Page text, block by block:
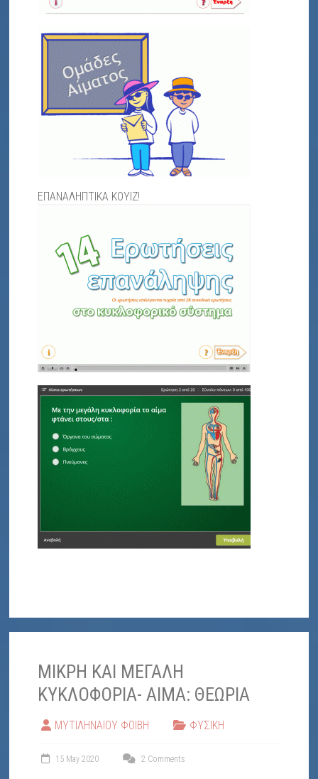
ΕΠΑΝΑΛΗΠΤΙΚΑ ΚΟΥΙΖ!
ΜΙΚΡΗ ΚΑΙ ΜΕΓΑΛΗ
ΚΥΚΛΟΦΟΡΙΑ- ΑΙΜΑ: ΘΕΩΡΙΑ
ΜΥΤΙΛΗΝΑΙΟΥ ΦΟΙΒΗ ΦΥΣΙΚΗ
15 May 2020 2 Comments